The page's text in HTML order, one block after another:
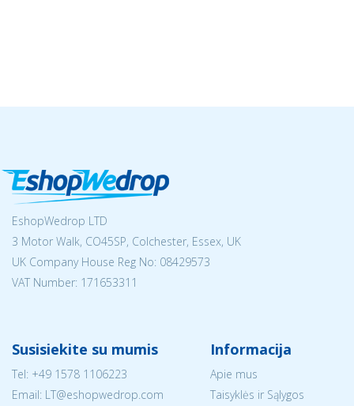
EshopWedrop LTD
3 Motor Walk, CO45SP, Colchester, Essex, UK
UK Company House Reg No: 08429573
VAT Number: 171653311
Susisiekite su mumis
Tel: +49 1578 1106223
Email: LT@eshopwedrop.com
Informacija
Apie mus
Taisyklės ir Sąlygos